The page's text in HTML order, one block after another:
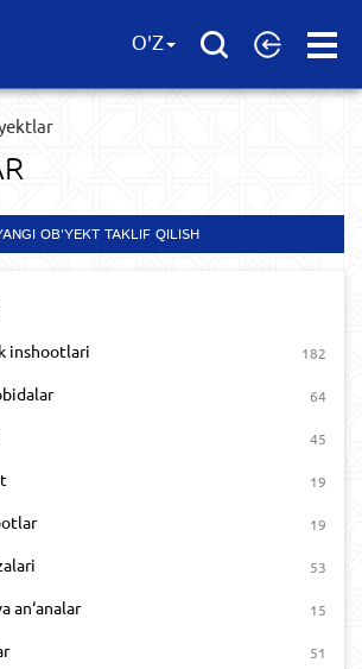
Open
O'Z
OB'YEKT TAKLIF QILISH
inshootlari 182
64
45
19
19
53
an‘analar 15
51